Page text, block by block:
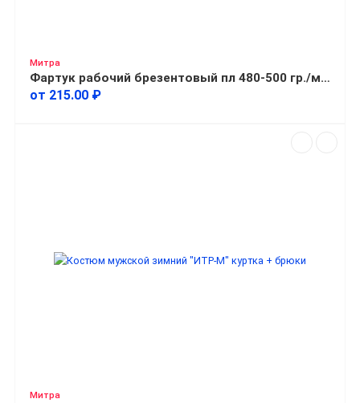
Митра
Фартук рабочий брезентовый пл 480-500 гр./м2 с карманом
от 215.00 ₽
Митра